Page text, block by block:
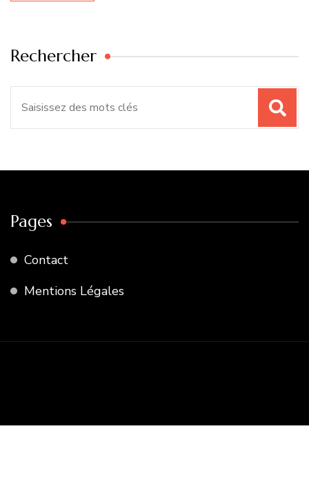
Rechercher
Pages
Contact
Mentions Légales